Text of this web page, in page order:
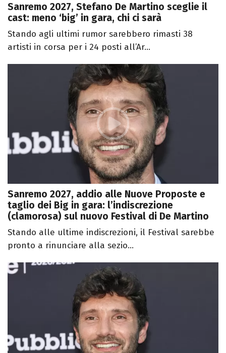
Sanremo 2027, Stefano De Martino sceglie il
cast: meno ‘big’ in gara, chi ci sarà
Stando agli ultimi rumor sarebbero rimasti 38
artisti in corsa per i 24 posti all’Ar...
Sanremo 2027, addio alle Nuove Proposte e
taglio dei Big in gara: l’indiscrezione
(clamorosa) sul nuovo Festival di De Martino
Stando alle ultime indiscrezioni, il Festival sarebbe
pronto a rinunciare alla sezio...